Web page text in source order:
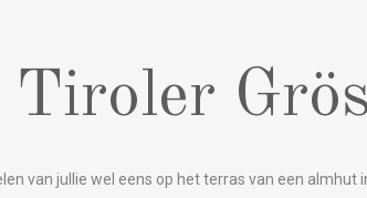
Tiroler
van jullie wel eens op het terras van een almhut